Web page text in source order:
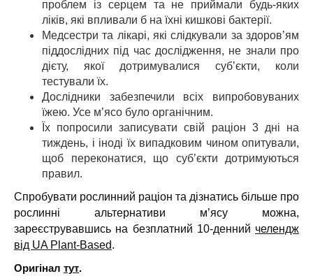
проблем із серцем та не приймали будь-яких
ліків, які впливали б на їхні кишкові бактерії.
Медсестри та лікарі, які слідкували за здоров’ям
піддослідних під час дослідження, не знали про
дієту, якої дотримувалися суб’єкти, коли
тестували їх.
Дослідники забезпечили всіх випробовуваних
їжею. Усе м’ясо було органічним.
Їх попросили записувати свій раціон 3 дні на
тиждень, і іноді їх випадковим чином опитували,
щоб переконатися, що суб’єкти дотримуються
правил.
Спробувати рослинний раціон та дізнатись більше про
рослинні альтернативи м’ясу можна,
зареєструвавшись на безплатний 10-денний челендж
від UA Plant-Based.
Оригінал тут.